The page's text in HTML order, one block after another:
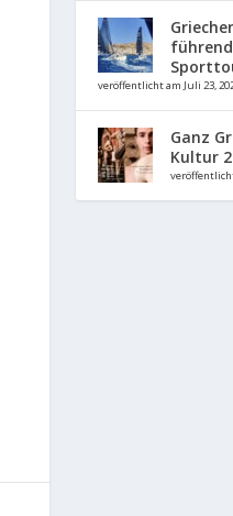
veröffentlicht am Juli 23,
Ganz
Kultur